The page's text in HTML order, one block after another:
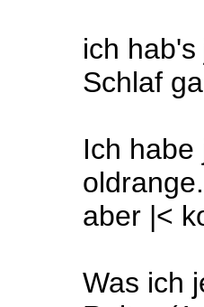
ich
Schlaf
Ich
aber |<
Was ich